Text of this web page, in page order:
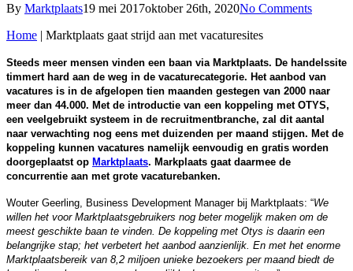
By Marktplaats19 mei 2017oktober 26th, 2020No Comments
Home | Marktplaats gaat strijd aan met vacaturesites
Steeds meer mensen vinden een baan via Marktplaats. De handelssite
timmert hard aan de weg in de vacaturecategorie. Het aanbod van
vacatures is in de afgelopen tien maanden gestegen van 2000 naar
meer dan 44.000. Met de introductie van een koppeling met OTYS,
een veelgebruikt systeem in de recruitmentbranche, zal dit aantal
naar verwachting nog eens met duizenden per maand stijgen. Met de
koppeling kunnen vacatures namelijk eenvoudig en gratis worden
doorgeplaatst op Marktplaats. Markplaats gaat daarmee de
concurrentie aan met grote vacaturebanken.
Wouter Geerling, ‎Business Development Manager bij Marktplaats: “We
willen het voor Marktplaatsgebruikers nog beter mogelijk maken om de
meest geschikte baan te vinden. De koppeling met Otys is daarin een
belangrijke stap; het verbetert het aanbod aanzienlijk. En met het enorme
Marktplaatsbereik van 8,2 miljoen unieke bezoekers per maand biedt de